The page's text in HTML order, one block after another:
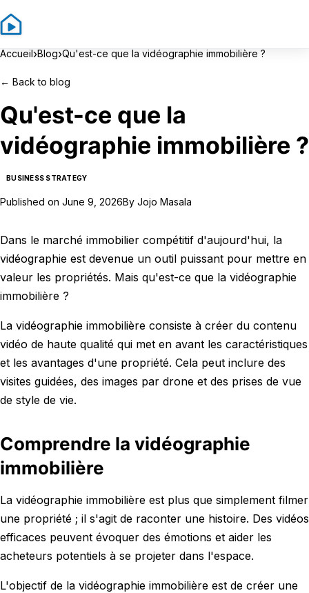
Accueil›Blog›Qu'est-ce que la vidéographie immobilière ?
← Back to blog
Qu'est-ce que la
vidéographie immobilière ?
BUSINESS STRATEGY
Published on June 9, 2026By Jojo Masala
Dans le marché immobilier compétitif d'aujourd'hui, la
vidéographie est devenue un outil puissant pour mettre en
valeur les propriétés. Mais qu'est-ce que la vidéographie
immobilière ?
La vidéographie immobilière consiste à créer du contenu
vidéo de haute qualité qui met en avant les caractéristiques
et les avantages d'une propriété. Cela peut inclure des
visites guidées, des images par drone et des prises de vue
de style de vie.
Comprendre la vidéographie
immobilière
La vidéographie immobilière est plus que simplement filmer
une propriété ; il s'agit de raconter une histoire. Des vidéos
efficaces peuvent évoquer des émotions et aider les
acheteurs potentiels à se projeter dans l'espace.
L'objectif de la vidéographie immobilière est de créer une